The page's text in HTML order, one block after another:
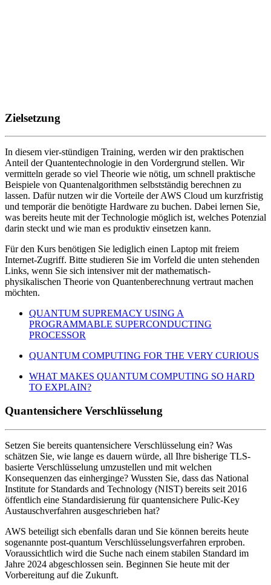
Zielsetzung
In diesem vier-stündigen Training, werden wir den praktischen
Anteil der Quantentechnologie in den Vordergrund stellen. Wir
vermitteln gerade so viel Theorie wie nötig, um schnell praktische
Beispiele von Quantenalgorithmen selbstständig berechnen zu
lassen. Dafür nutzen wir die Vorteile der AWS Cloud um kurzfristig
und temporär die benötigte Hardware zu buchen. Dabei lernen Sie,
was bereits heute mit der Technologie möglich ist, welches Potenzial
darin steckt und wie man es produktiv einsetzen kann.
Für den Kurs benötigen Sie lediglich einen Laptop mit freiem
Internet-Zugriff. Bitte studieren Sie im Vorfeld die unten stehenden
Links, wenn Sie sich intensiver mit der mathematisch-
physikalischen Theorie von Quantenberechnung vertraut machen
möchten.
QUANTUM SUPREMACY USING A
PROGRAMMABLE SUPERCONDUCTING
PROCESSOR
QUANTUM COMPUTING FOR THE VERY CURIOUS
WHAT MAKES QUANTUM COMPUTING SO HARD
TO EXPLAIN?
Quantensichere Verschlüsselung
Setzen Sie bereits quantensichere Verschlüsselung ein? Was
schätzen Sie, wie lange es dauern würde, all Ihre bisherige TLS-
basierte Verschlüsselung umzustellen und mit welchen
Konsequenzen das einherginge? Wussten Sie, dass das National
Institute for Standards and Technology (NIST) bereits seit 2016
öffentlich eine Standardisierung für quantensichere Pulic-Key
Austauschverfahren ausgeschrieben hat?
AWS beteiligt sich ebenfalls daran und Sie können bereits heute
sogenannte post-quantum Verschlüsselungsverfahren erproben.
Voraussichtlich wird die Suche nach einem stabilen Standard im
Jahre 2024 abgeschlossen sein. Beginnen Sie heute mit der
Vorbereitung auf die Zukunft.